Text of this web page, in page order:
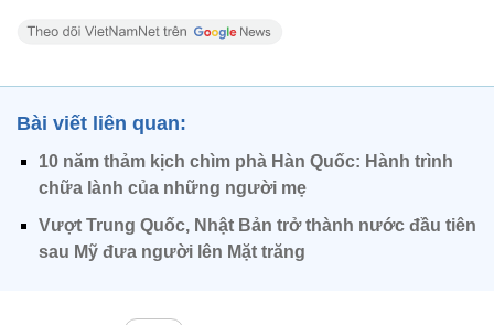
Bài viết liên quan:
10 năm thảm kịch chìm phà Hàn Quốc: Hành trình
chữa lành của những người mẹ
Vượt Trung Quốc, Nhật Bản trở thành nước đầu tiên
sau Mỹ đưa người lên Mặt trăng